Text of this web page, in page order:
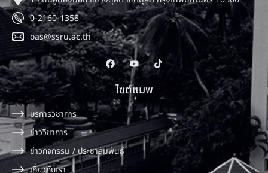
0-2160-1358
oas@ssru.ac.th
ไซต์แมพ
บริการวิชาการ
ข่าววิชาการ
ข่าวกิจกรรม / ประชาสัมพันธ์
เกี่ยวกับเรา